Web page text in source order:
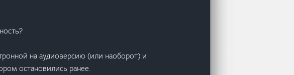
на аудиоверсию (или наоборот) и
остановились ранее.